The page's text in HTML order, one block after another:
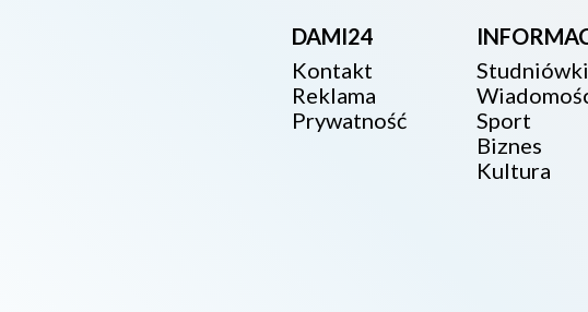
DAMI24
Kontakt
Reklama
Prywatność
Sport
Biznes
Kultura